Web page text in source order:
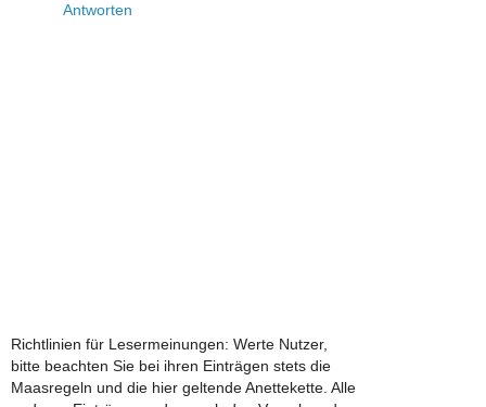
Antworten
Richtlinien für Lesermeinungen: Werte Nutzer,
bitte beachten Sie bei ihren Einträgen stets die
Maasregeln und die hier geltende Anettekette. Alle